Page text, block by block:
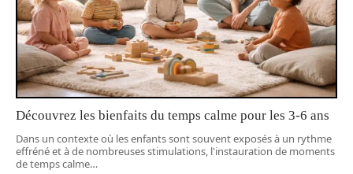
Découvrez les bienfaits du temps calme pour les 3-6 ans
Dans un contexte où les enfants sont souvent exposés à un rythme
effréné et à de nombreuses stimulations, l'instauration de moments
de temps calme…